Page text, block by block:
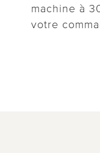
machine à
votre